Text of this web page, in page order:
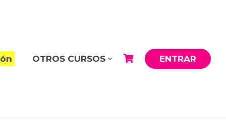
OTROS CURSOS ENTRAR